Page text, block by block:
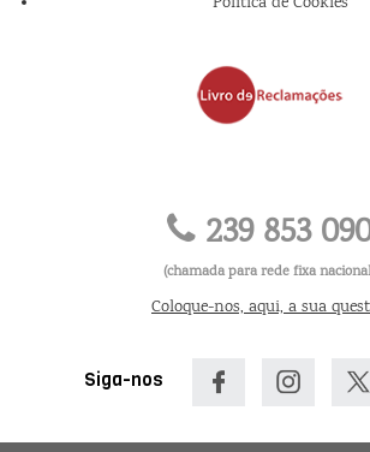
239 853
(chamada para rede fixa
Coloque-nos, aqui, a sua
Siga-nos